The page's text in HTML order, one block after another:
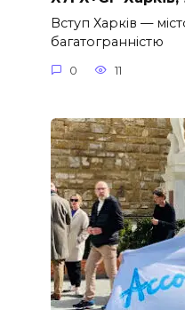
Вступ Харків —
багатогранністю
0 11